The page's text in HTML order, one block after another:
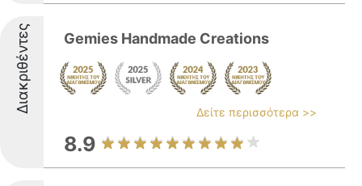
Διακριθέντες Gemies Handmade Creations
Δείτε περισσότερα >>
8.9